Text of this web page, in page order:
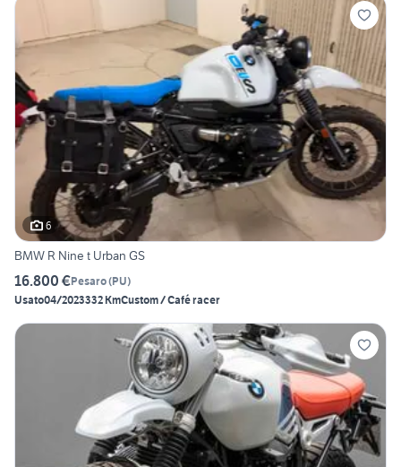
6
BMW R Nine t Urban GS
16.800 €Pesaro(PU)
Usato04/2023332 KmCustom / Café racer